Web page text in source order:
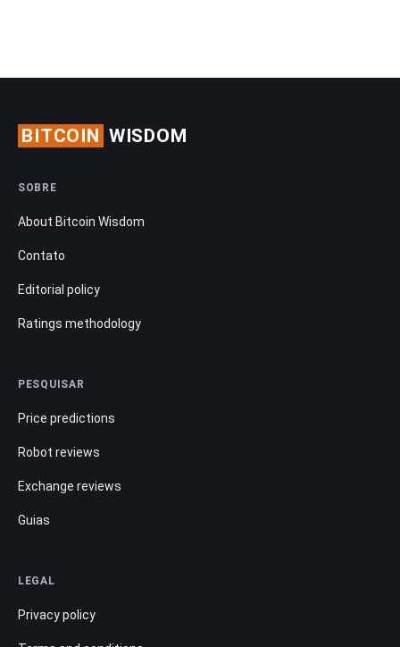
BITCOIN WISDOM
SOBRE
About Bitcoin Wisdom
Contato
Editorial policy
Ratings methodology
PESQUISAR
Price predictions
Robot reviews
Exchange reviews
Guias
LEGAL
Privacy policy